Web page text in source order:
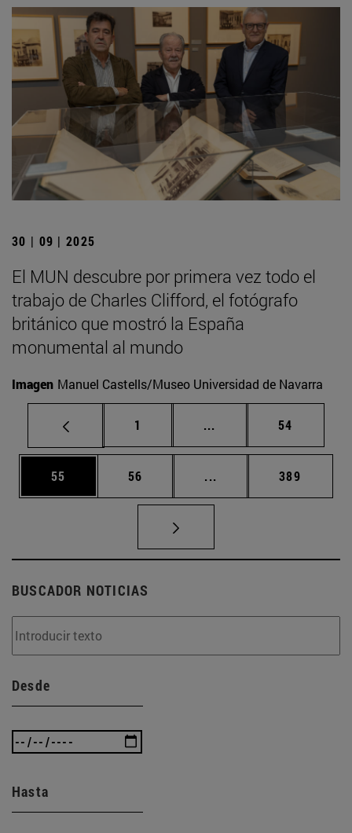
30 | 09 | 2025
El MUN descubre por primera vez todo el
trabajo de Charles Clifford, el fotógrafo
británico que mostró la España
monumental al mundo
Imagen Manuel Castells/Museo Universidad de Navarra
Página
1 ... Páginas intermedias
Página
54
Página
55 Página
56 ... Páginas intermedias
Página
389
BUSCADOR NOTICIAS
Desde
Hasta